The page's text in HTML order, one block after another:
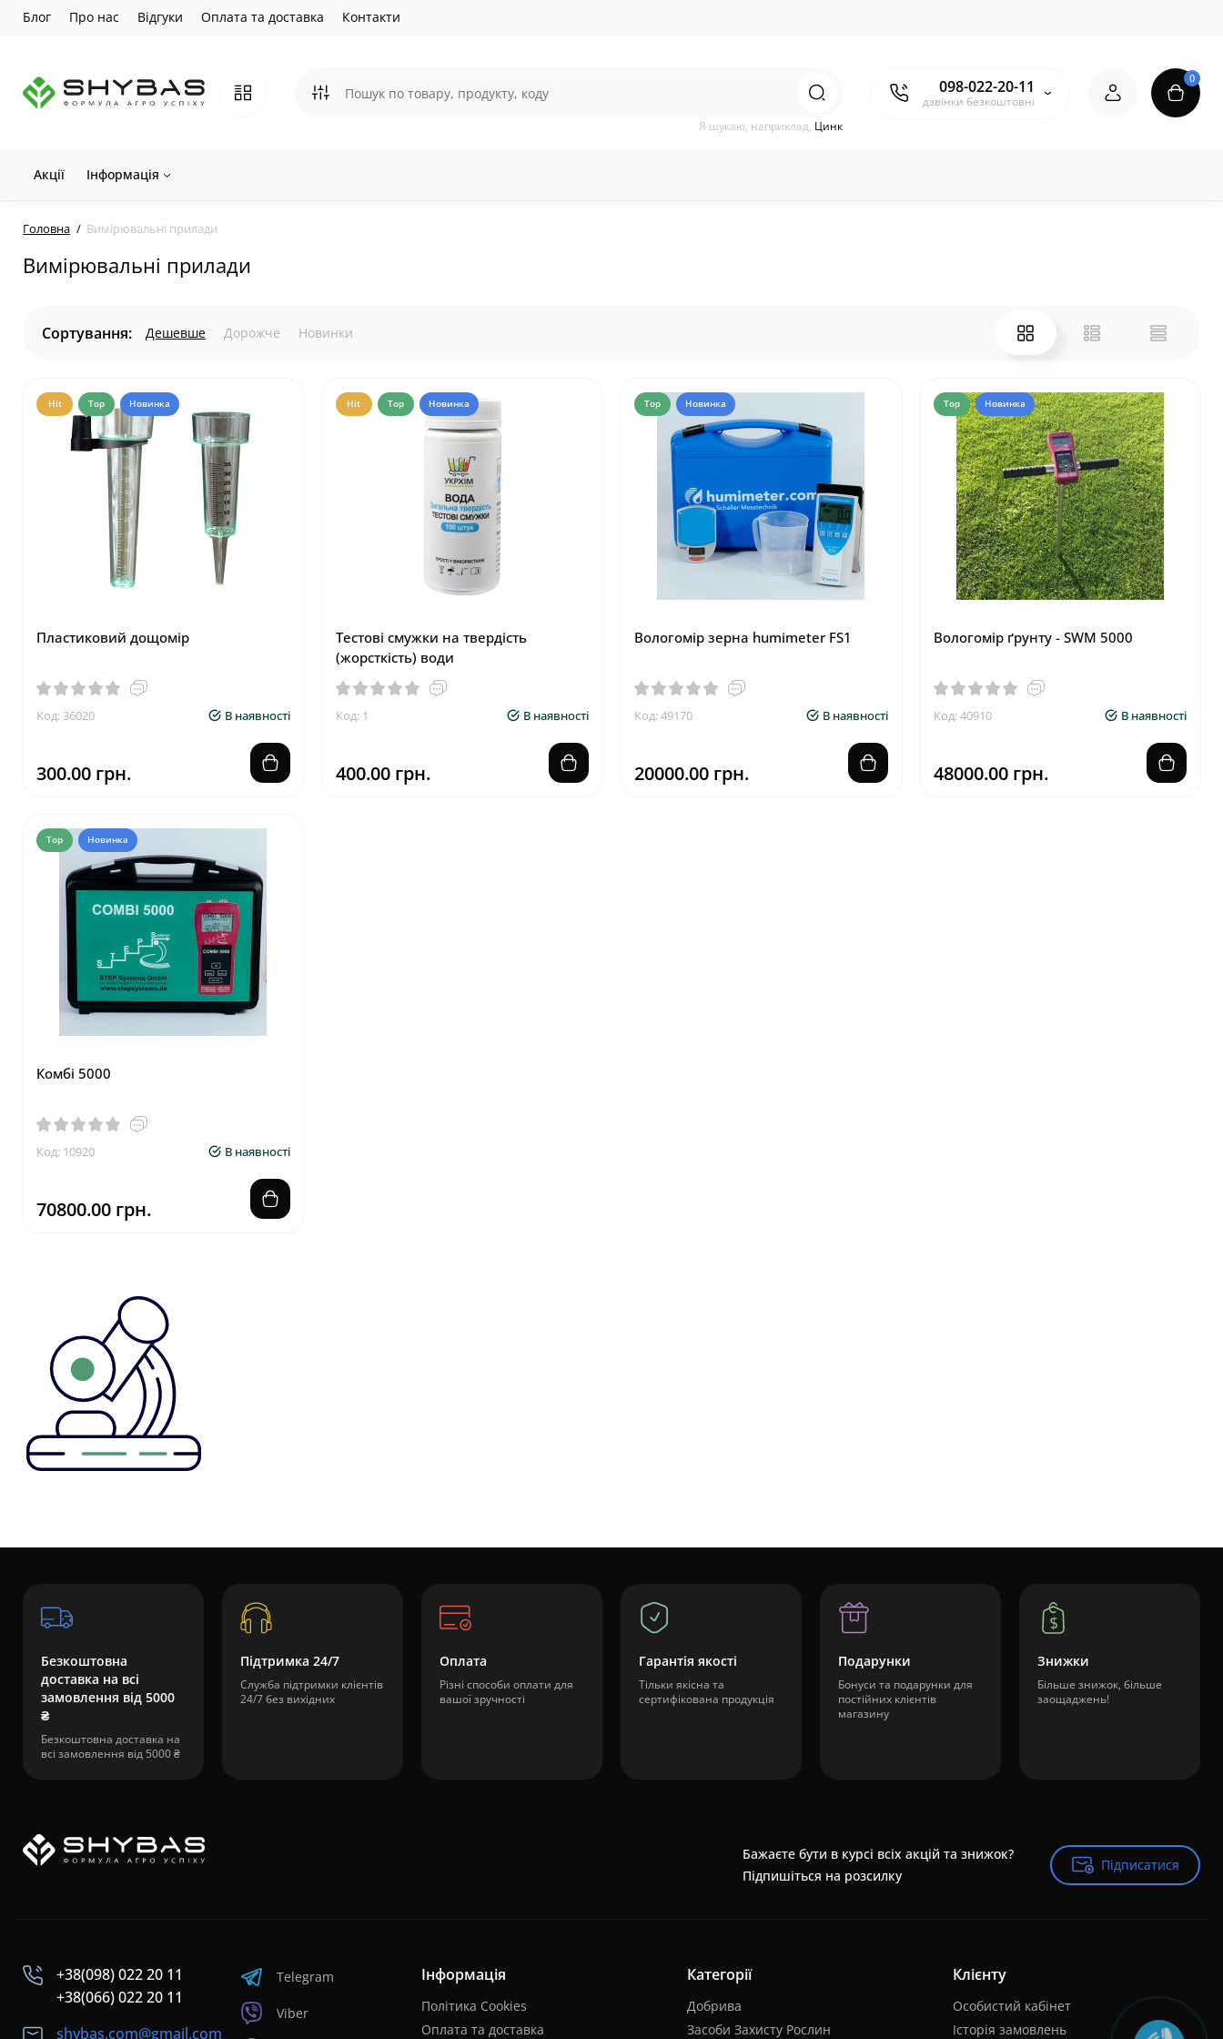
Блог Про нас Відгуки Оплата та доставка Контакти
098-022-20-11
дзвінки безкоштовні
Я шукаю, наприклад, Цинк
0
Акції Інформація
Головна Вимірювальні прилади
Вимірювальні прилади
Сортування: Дешевше Дорожче Новинки
Hit Top Новинка
Пластиковий дощомір
Код: 36020 В наявності
300.00 грн.
Hit Top Новинка
Тестові смужки на твердість
(жорсткість) води
Код: 1 В наявності
400.00 грн.
Top Новинка
Вологомір зерна humimeter FS1
Код: 49170 В наявності
20000.00 грн.
Top Новинка
Вологомір ґрунту - SWM 5000
Код: 40910 В наявності
48000.00 грн.
Top Новинка
Комбі 5000
Код: 10920 В наявності
70800.00 грн.
Безкоштовна
доставка на всі
замовлення від 5000
₴
Безкоштовна доставка на
всі замовлення від 5000 ₴
Підтримка 24/7
Служба підтримки клієнтів
24/7 без вихідних
Оплата
Різні способи оплати для
вашої зручності
Гарантія якості
Тільки якісна та
сертифікована продукція
Подарунки
Бонуси та подарунки для
постійних клієнтів
магазину
Знижки
Більше знижок, більше
заощаджень!
Бажаєте бути в курсі всіх акцій та знижок?
Підпишіться на розсилку
Підписатися
Підписатися
+38(098) 022 20 11
+38(066) 022 20 11
shybas.com@gmail.com
Telegram
Viber
Інформація
Політика Cookies
Оплата та доставка
Категорії
Добрива
Засоби Захисту Рослин
Клієнту
Особистий кабінет
Історія замовлень